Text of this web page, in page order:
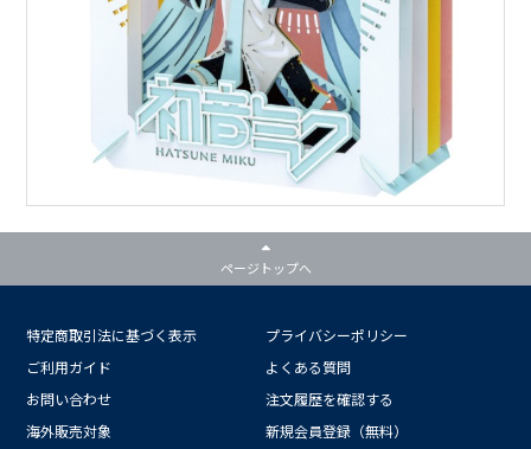
ページトップへ
特定商取引法に基づく表示
プライバシーポリシー
ご利用ガイド
よくある質問
お問い合わせ
注文履歴を確認する
海外販売対象
新規会員登録（無料）